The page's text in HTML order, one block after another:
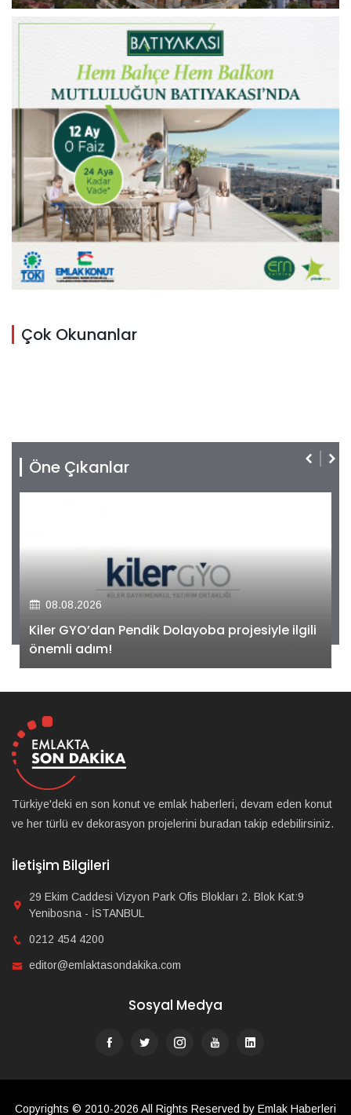
Çok Okunanlar
Öne Çıkanlar
08.08.2026
Kiler GYO’dan Pendik Dolayoba projesiyle ilgili
önemli adım!
Türkiye'deki en son konut ve emlak haberleri, devam eden konut
ve her türlü ev dekorasyon projelerini buradan takip edebilirsiniz.
İletişim Bilgileri
29 Ekim Caddesi Vizyon Park Ofis Blokları 2. Blok Kat:9
Yenibosna - İSTANBUL
0212 454 4200
editor@emlaktasondakika.com
Sosyal Medya
Copyrights © 2010-2026 All Rights Reserved by Emlak Haberleri